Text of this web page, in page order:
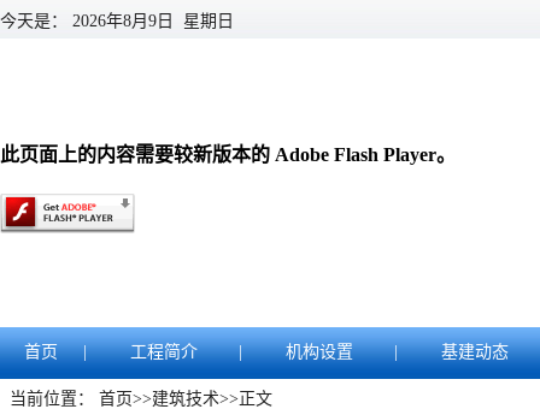
今天是： 2026年8月9日 星期日
此页面上的内容需要较新版本的 Adobe Flash Player。
首页 | 工程简介 | 机构设置 | 基建动态
当前位置： 首页>>建筑技术>> 正文